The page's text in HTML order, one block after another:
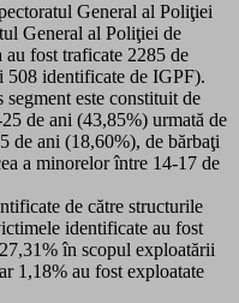
General al Poliţiei
General al Poliţiei de
fost traficate 2285 de
508 identificate de IGPF).
este constituit de
de ani (43,85%) urmată de
de ani (18,60%), de bărbaţi
a minorelor între 14-17 de
de către structurile
identificate au fost
în scopul exploatării
1,18% au fost exploatate